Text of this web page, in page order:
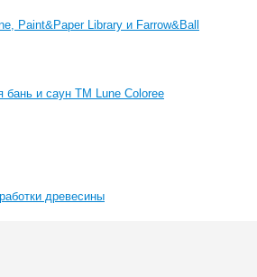
Paint&Paper Library и Farrow&Ball
бань и саун ТМ Lune Coloree
древесины